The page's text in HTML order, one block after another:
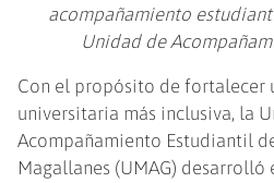
acompañamiento
Unidad de
Con el propósito de fortalecer
universitaria más inclusiva, la
Acompañamiento Estudiantil
Magallanes (UMAG) desarrolló